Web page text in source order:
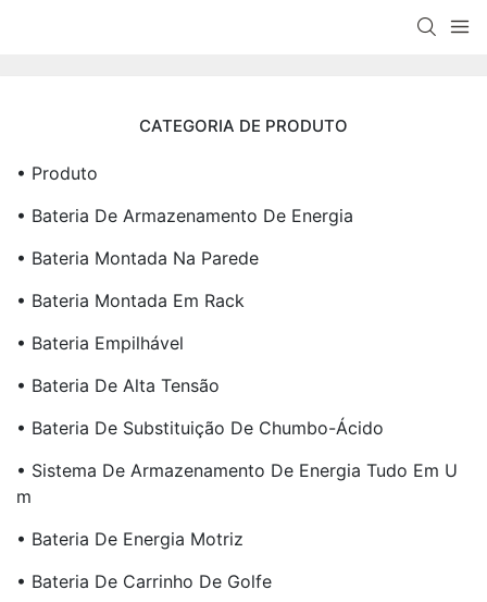
CATEGORIA DE PRODUTO
• Produto
• Bateria De Armazenamento De Energia
• Bateria Montada Na Parede
• Bateria Montada Em Rack
• Bateria Empilhável
• Bateria De Alta Tensão
• Bateria De Substituição De Chumbo-Ácido
• Sistema De Armazenamento De Energia Tudo Em U
M
• Bateria De Energia Motriz
• Bateria De Carrinho De Golfe